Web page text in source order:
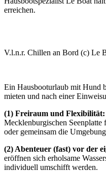
erreichen.
V.l.n.r. Chillen an Bord (c) Le
Ein Hausbooturlaub mit Hund
mieten und nach einer
(1) Freiraum und Flexibilität:
Mecklenburgischen Seenplatte
oder gemeinsam die
(2) Abenteuer (fast) vor der
eröffnen sich erholsame
individuell umschifft werden.